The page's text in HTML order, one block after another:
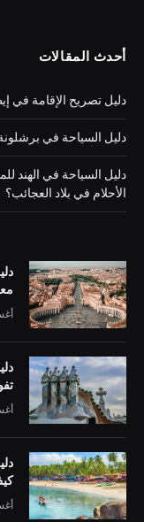
أحدث المقالات
دليل تصريح الإقامة في إيطاليا 2027: كل ما تحتاج معرفته
دليل السياحة في برشلونة
الأحلام في بلاد العجائب؟